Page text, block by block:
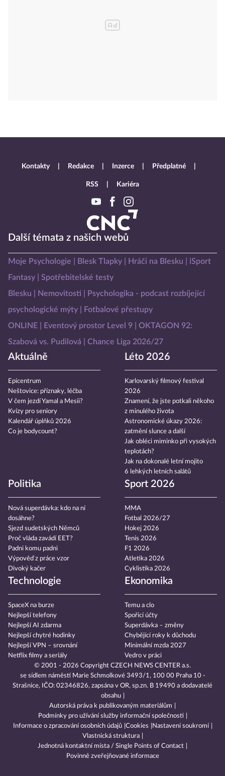
Další témata z našich webů
Moje Psychologie Blesk Tlapky Hráči na Blesku
iSport
Fantasy
Spotřebitelské testy
Blesku
Nemovitosti
Psychologika - podcast rozbíjející
psychologické mýty
Fotbalové přestupy
ONLINE
Eventový prostor Level 9
OKTAGON 92:
Szabová vs. Pudilová
Chance Liga 2026/27
Aktuálně
Epicentrum
Neštovice: příznaky, léčba
V čem jezdí Yamal a Mesii?
Kvízy pro seniory
Kalendář úplňků 2026
Co je bodycount?
Léto 2026
Karlovarský filmový festival
2026
Znamení, že jste potkali někoho
z minulého života
Astronomické úkazy 2026:
zatmění slunce a další
Jak obléci miminko při vysokých
teplotách?
Jak na dokonalé letní mojito
6 lehkých letních salátů
Politika
Nová superdávka: kdo na ní
dosáhne?
Sjezd sudetských Němců
Proč vláda zavádí EET?
Padni komu padni
Výpověď z práce vzor
Divoký kačer
Sport 2026
MMA
Fotbal 2026/27
Hokej 2026
Tenis 2026
F1 2026
Atletika 2026
Cyklistika 2026
Technologie
SpaceX na burze
Nejlepší telefony
Nejlepší AI zdarma
Nejlepší chytré hodinky
Nejlepší VPN – srovnání
Netflix filmy a seriály
Ekonomika
Temu a clo
Spořicí účty
Superdávka – změny
Chybějící roky k důchodu
Minimální mzda 2027
Vedro v práci
Kontakty Redakce Inzerce Předplatné
RSS Kariéra
© 2001 - 2026 Copyright CZECH NEWS CENTER a.s.
se sídlem náměstí Marie Schmolkové 3493/1, 100 00 Praha 10 -
Strašnice, IČO: 02346826, zapsána v OR, sp.zn. B 19490 a dodavatelé
obsahu
Autorská práva k publikovaným materiálům
Podmínky pro užívání služby informační společnosti
Informace o zpracování osobních údajů Cookies
Nastavení soukromí
Vlastnická struktura
Jednotná kontaktní místa / Single Points of Contact
Povinně zveřejňované informace